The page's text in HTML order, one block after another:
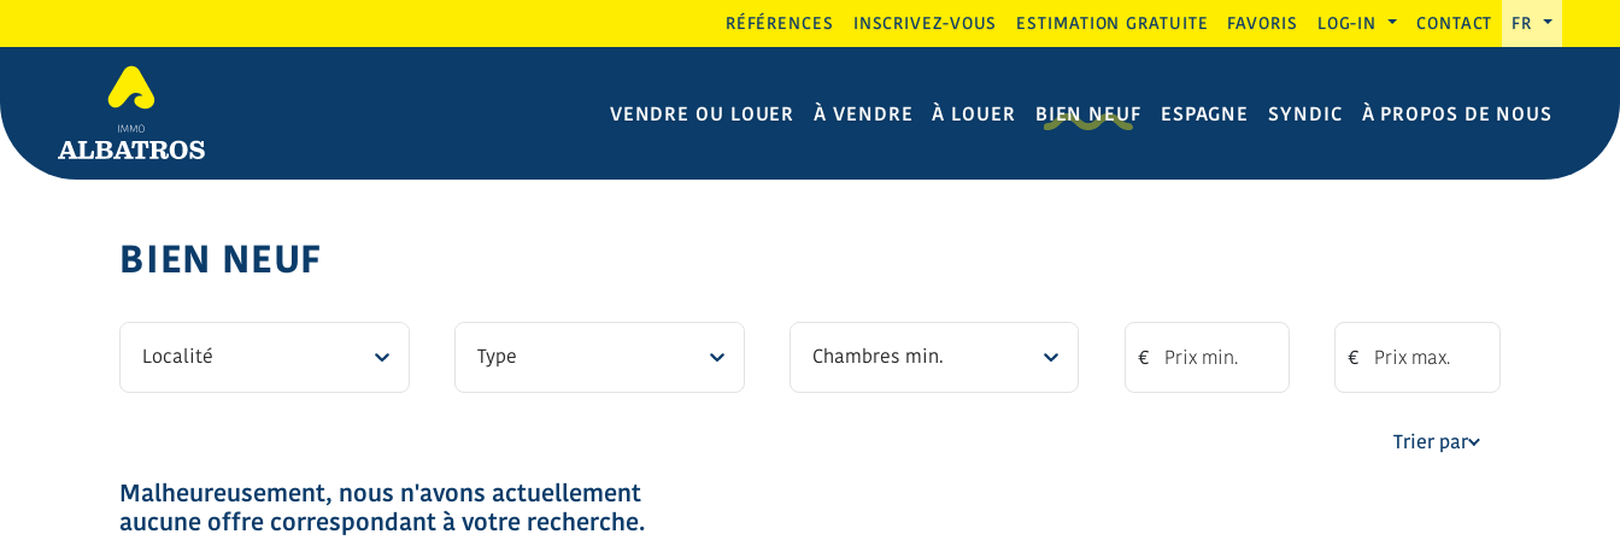
RÉFÉRENCES INSCRIVEZ-VOUS ESTIMATION GRATUITE FAVORIS LOG-IN CONTACT FR
VENDRE OU LOUER À VENDRE À LOUER BIEN NEUF ESPAGNE SYNDIC À PROPOS DE NOUS
BIEN NEUF
Localité Type Chambres min. € €
Trier par
Malheureusement, nous n'avons actuellement
aucune offre correspondant à votre recherche.